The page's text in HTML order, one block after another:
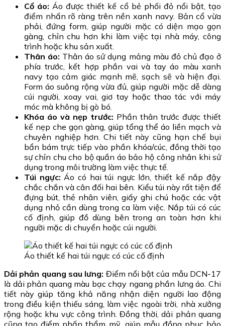
Cổ áo: Áo được thiết kế cổ bẻ phối đỏ nổi bật, tạo
điểm nhấn rõ ràng trên nền xanh navy. Bản cổ vừa
phải, đứng form, giúp người mặc có diện mạo gọn
gàng, chỉn chu hơn khi làm việc tại nhà máy, công
trình hoặc khu sản xuất.
Thân áo: Thân áo sử dụng mảng màu đỏ chủ đạo ở
phía trước, kết hợp phần vai và tay áo màu xanh
navy tạo cảm giác mạnh mẽ, sạch sẽ và hiện đại.
Form áo suông rộng vừa đủ, giúp người mặc dễ dàng
cúi người, xoay vai, giơ tay hoặc thao tác với máy
móc mà không bị gò bó.
Khóa áo và nẹp trước: Phần thân trước được thiết
kế nẹp che gọn gàng, giúp tổng thể áo liền mạch và
chuyên nghiệp hơn. Chi tiết này cũng hạn chế bụi
bẩn bám trực tiếp vào phần khóa/cúc, đồng thời tạo
sự chỉn chu cho bộ quần áo bảo hộ công nhân khi sử
dụng trong môi trường làm việc thực tế.
Túi ngực: Áo có hai túi ngực lớn, thiết kế nắp đậy
chắc chắn và cân đối hai bên. Kiểu túi này rất tiện để
đựng bút, thẻ nhân viên, giấy ghi chú hoặc các vật
dụng nhỏ cần dùng trong ca làm việc. Nắp túi có cúc
cố định, giúp đồ dùng bên trong an toàn hơn khi
người mặc di chuyển hoặc cúi người.
Áo thiết kế hai túi ngực có cúc cố định
Dải phản quang sau lưng: Điểm nổi bật của mẫu DCN-17
là dải phản quang màu bạc chạy ngang phần lưng áo. Chi
tiết này giúp tăng khả năng nhận diện người lao động
trong điều kiện thiếu sáng, làm việc ngoài trời, nhà xưởng
rộng hoặc khu vực công trình. Đồng thời, dải phản quang
cũng tạo điểm nhấn thẩm mỹ, giúp mẫu đồng phục bảo